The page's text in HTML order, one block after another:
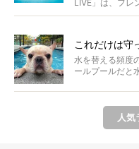
LIVE」は、フレ
これだけは守
水を替える頻度
ールプールだと
人